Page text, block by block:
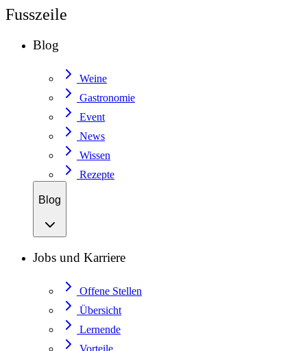
Fusszeile
Blog
Weine
Gastronomie
Event
News
Wissen
Rezepte
Blog
Jobs und Karriere
Offene Stellen
Übersicht
Lernende
Vorteile